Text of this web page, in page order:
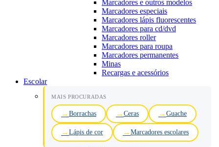
Marcadores e outros modelos
Marcadores especiais
Marcadores lápis fluorescentes
Marcadores para cd/dvd
Marcadores roller
Marcadores para roupa
Marcadores permanentes
Minas
Recargas e acessórios
Escolar
MAIS PROCURADAS
Borrachas Ceras Guache
Lápis de cor Marcadores escolares